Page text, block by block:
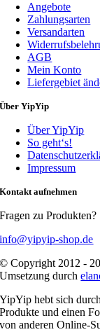
Angebote
Zahlungsarten
Versandarten
AGB
Mein Konto
Liefergebiet
Über YipYip
Über YipYip
So geht‘s!
Impressum
Kontakt aufnehmen
Fragen zu Produkten?
info@yipyip-shop.de
© Copyright 2012 -
Umsetzung durch
YipYip hebt sich
Produkte und einen
von anderen Online-